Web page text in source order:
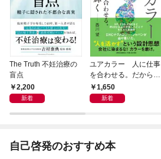
The Truth 不妊治療の
盲点
2,200
新着
ユアカラー 人に仕事
を合わせる。だから輝
く1,650
新着
自己啓発のおすすめ本